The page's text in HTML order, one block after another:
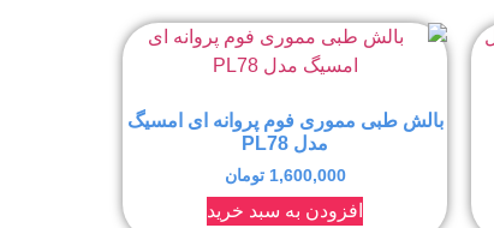
بالش طبی مموری فوم پروانه ای امسیگ
مدل PL78
1,600,000 تومان
افزودن به سبد خرید